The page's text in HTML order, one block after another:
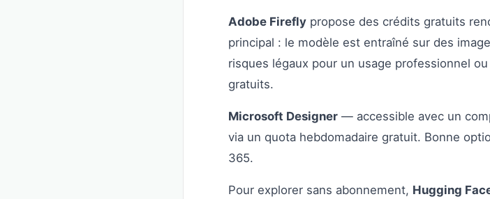
Adobe Firefly propose des crédits gratuits
principal : le modèle est entraîné sur des
risques légaux pour un usage professionnel
gratuits.
Microsoft Designer — accessible avec un
via un quota hebdomadaire gratuit. Bonne
365.
Pour explorer sans abonnement, Hugging